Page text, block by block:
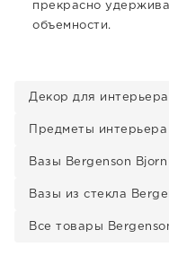
прекрасно
объемности.
Декор для
Предметы
Вазы Bergenson Bjorn
Вазы из стекла
Все товары